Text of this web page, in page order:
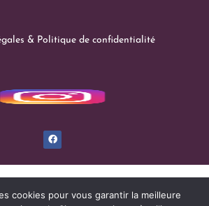
& Politique de confidentialité
cookies pour vous garantir la meilleure